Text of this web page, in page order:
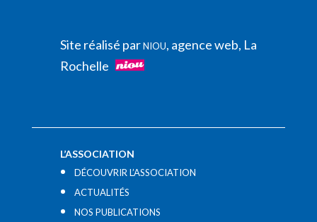
Site réalisé parNIOU, agence web, La
Rochelle
L’ASSOCIATION
DÉCOUVRIR L’ASSOCIATION
ACTUALITÉS
NOS PUBLICATIONS